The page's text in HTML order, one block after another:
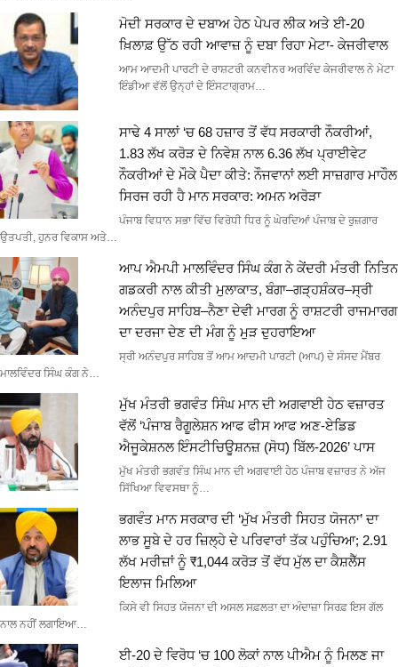
ਮੋਦੀ ਸਰਕਾਰ ਦੇ ਦਬਾਅ ਹੇਠ ਪੇਪਰ ਲੀਕ ਅਤੇ ਈ-20
ਖ਼ਿਲਾਫ਼ ਉੱਠ ਰਹੀ ਆਵਾਜ਼ ਨੂੰ ਦਬਾ ਰਿਹਾ ਮੇਟਾ- ਕੇਜਰੀਵਾਲ
ਆਮ ਆਦਮੀ ਪਾਰਟੀ ਦੇ ਰਾਸ਼ਟਰੀ ਕਨਵੀਨਰ ਅਰਵਿੰਦ ਕੇਜਰੀਵਾਲ ਨੇ ਮੇਟਾ
ਇੰਡੀਆ ਵੱਲੋਂ ਉਨ੍ਹਾਂ ਦੇ ਇੰਸਟਾਗ੍ਰਾਮ…
ਸਾਢੇ 4 ਸਾਲਾਂ ‘ਚ 68 ਹਜ਼ਾਰ ਤੋਂ ਵੱਧ ਸਰਕਾਰੀ ਨੌਕਰੀਆਂ,
1.83 ਲੱਖ ਕਰੋੜ ਦੇ ਨਿਵੇਸ਼ ਨਾਲ 6.36 ਲੱਖ ਪ੍ਰਾਈਵੇਟ
ਨੌਕਰੀਆਂ ਦੇ ਮੌਕੇ ਪੈਦਾ ਕੀਤੇ: ਨੌਜਵਾਨਾਂ ਲਈ ਸਾਜ਼ਗਾਰ ਮਾਹੌਲ
ਸਿਰਜ ਰਹੀ ਹੈ ਮਾਨ ਸਰਕਾਰ: ਅਮਨ ਅਰੋੜਾ
ਪੰਜਾਬ ਵਿਧਾਨ ਸਭਾ ਵਿੱਚ ਵਿਰੋਧੀ ਧਿਰ ਨੂੰ ਘੇਰਦਿਆਂ ਪੰਜਾਬ ਦੇ ਰੁਜ਼ਗਾਰ
ਉਤਪਤੀ, ਹੁਨਰ ਵਿਕਾਸ ਅਤੇ…
ਆਪ ਐਮਪੀ ਮਾਲਵਿੰਦਰ ਸਿੰਘ ਕੰਗ ਨੇ ਕੇਂਦਰੀ ਮੰਤਰੀ ਨਿਤਿਨ
ਗਡਕਰੀ ਨਾਲ ਕੀਤੀ ਮੁਲਾਕਾਤ, ਬੰਗਾ–ਗੜ੍ਹਸ਼ੰਕਰ–ਸ੍ਰੀ
ਅਨੰਦਪੁਰ ਸਾਹਿਬ–ਨੈਣਾ ਦੇਵੀ ਮਾਰਗ ਨੂੰ ਰਾਸ਼ਟਰੀ ਰਾਜਮਾਰਗ
ਦਾ ਦਰਜਾ ਦੇਣ ਦੀ ਮੰਗ ਨੂੰ ਮੁੜ ਦੁਹਰਾਇਆ
ਸ੍ਰੀ ਅਨੰਦਪੁਰ ਸਾਹਿਬ ਤੋਂ ਆਮ ਆਦਮੀ ਪਾਰਟੀ (ਆਪ) ਦੇ ਸੰਸਦ ਮੈਂਬਰ
ਮਾਲਵਿੰਦਰ ਸਿੰਘ ਕੰਗ ਨੇ…
ਮੁੱਖ ਮੰਤਰੀ ਭਗਵੰਤ ਸਿੰਘ ਮਾਨ ਦੀ ਅਗਵਾਈ ਹੇਠ ਵਜ਼ਾਰਤ
ਵੱਲੋਂ ‘ਪੰਜਾਬ ਰੈਗੂਲੇਸ਼ਨ ਆਫ ਫੀਸ ਆਫ ਅਣ-ਏਡਿਡ
ਐਜੂਕੇਸ਼ਨਲ ਇੰਸਟੀਚਿਊਸ਼ਨਜ਼ (ਸੋਧ) ਬਿੱਲ-2026’ ਪਾਸ
ਮੁੱਖ ਮੰਤਰੀ ਭਗਵੰਤ ਸਿੰਘ ਮਾਨ ਦੀ ਅਗਵਾਈ ਹੇਠ ਪੰਜਾਬ ਵਜ਼ਾਰਤ ਨੇ ਅੱਜ
ਸਿੱਖਿਆ ਵਿਵਸਥਾ ਨੂੰ…
ਭਗਵੰਤ ਮਾਨ ਸਰਕਾਰ ਦੀ ‘ਮੁੱਖ ਮੰਤਰੀ ਸਿਹਤ ਯੋਜਨਾ’ ਦਾ
ਲਾਭ ਸੂਬੇ ਦੇ ਹਰ ਜ਼ਿਲ੍ਹੇ ਦੇ ਪਰਿਵਾਰਾਂ ਤੱਕ ਪਹੁੰਚਿਆ; 2.91
ਲੱਖ ਮਰੀਜ਼ਾਂ ਨੂੰ ₹1,044 ਕਰੋੜ ਤੋਂ ਵੱਧ ਮੁੱਲ ਦਾ ਕੈਸ਼ਲੈੱਸ
ਇਲਾਜ ਮਿਲਿਆ
ਕਿਸੇ ਵੀ ਸਿਹਤ ਯੋਜਨਾ ਦੀ ਅਸਲ ਸਫ਼ਲਤਾ ਦਾ ਅੰਦਾਜ਼ਾ ਸਿਰਫ਼ ਇਸ ਗੱਲ
ਨਾਲ ਨਹੀਂ ਲਗਾਇਆ…
ਈ-20 ਦੇ ਵਿਰੋਧ ‘ਚ 100 ਲੋਕਾਂ ਨਾਲ ਪੀਐਮ ਨੂੰ ਮਿਲਣ ਜਾ